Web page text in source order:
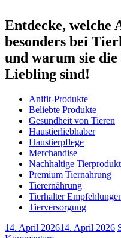
Entdecke, welche
besonders bei
und warum sie
Liebling sind!
Anifit-Produkte
Beliebte Produkte
Gesundheit von Tieren
Haustierliebhaber
Haustierpflege
Merchandise
Nachhaltige
Premium Tiernahrung
Tierernährung
Tierhalter
Tierversorgung
14. April 202614. April 2026